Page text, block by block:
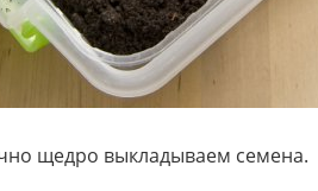
щедро выкладываем семена.